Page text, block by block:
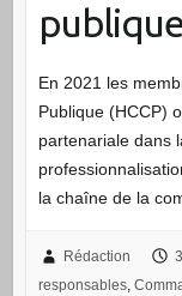
En 2021 les
Publique (HCCP)
partenariale dans
la chaîne de la
Rédaction
responsables,